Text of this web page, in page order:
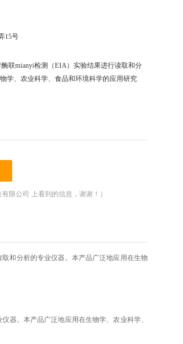
15号
联mianyi检测（EIA）实验结果进行读取和分
学、农业科学、食品和环境科学的应用研究
限公司 上看到的信息，谢谢！）
和分析的专业仪器。本产品广泛地应用在生物
器。本产品广泛地应用在生物学、农业科学、